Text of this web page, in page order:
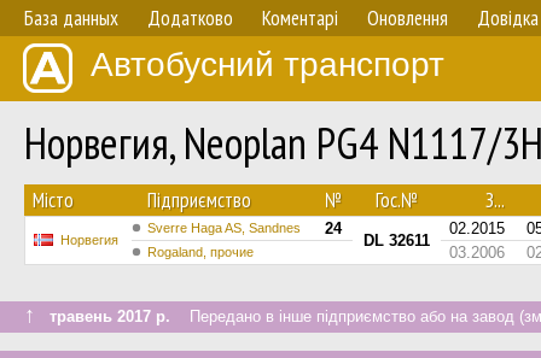
База данных Додатково Коментарі Оновлення Довідка
Автобусний транспорт
Норвегия, Neoplan PG4 N1117/
Мiсто Підприємство № Гос.№ З...
Норвегия
Sverre Haga AS, Sandnes 24
DL 32611
02.2015
Rogaland, прочие 03.2006
↑ травень 2017 р. Передано в інше підприємство або на завод